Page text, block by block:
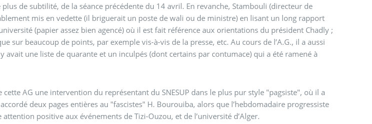
de subtilité, de la séance précédente du 14 avril. En revanche, Stambouli (directeur de
mis en vedette (il briguerait un poste de wali ou de ministre) en lisant un long rapport
(papier assez bien agencé) où il est fait référence aux orientations du président Chadly ;
sur beaucoup de points, par exemple vis-à-vis de la presse, etc. Au cours de l’A.G., il a aussi
avait une liste de quarante et un inculpés (dont certains par contumace) qui a été ramené à
cette AG une intervention du représentant du SNESUP dans le plus pur style "pagsiste", où il a
deux pages entières au "fascistes" H. Bourouiba, alors que l’hebdomadaire progressiste
positive aux événements de Tizi-Ouzou, et de l’université d’Alger.